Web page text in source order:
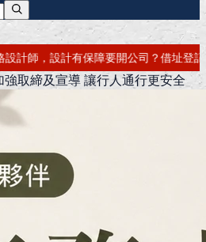
記・公司設立・工商登記一次辦好記帳
強取締及宣導 讓行人通行更安全